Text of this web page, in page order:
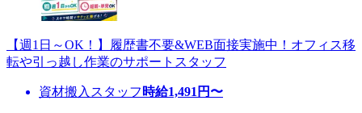
【週1日～OK！】履歴書不要&WEB面接実施中！オフィス移
転や引っ越し作業のサポートスタッフ
資材搬入スタッフ 時給1,491 円〜